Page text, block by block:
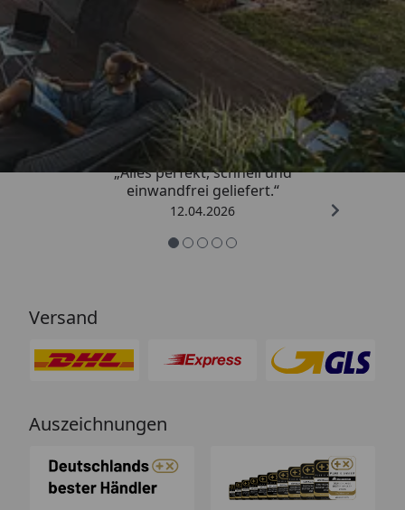
Trusted Shops
5,00/ 5
„Alles perfekt, schnell und
einwandfrei geliefert.“
12.04.2026
Versand
Auszeichnungen